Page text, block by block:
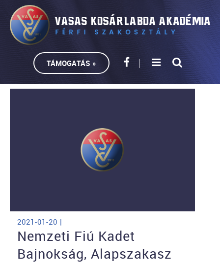
TÁMOGATÁS »
2021-01-20 |
Nemzeti Fiú Kadet
Bajnokság, Alapszakasz